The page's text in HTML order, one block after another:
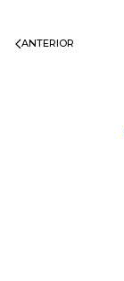
ANTERIOR